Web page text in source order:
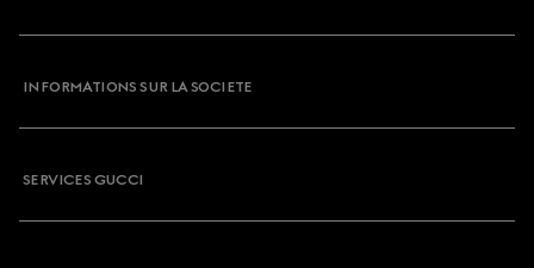
INFORMATIONS SUR LA SOCIETE
SERVICES GUCCI